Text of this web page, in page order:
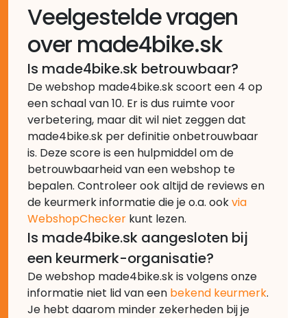
Veelgestelde vragen
over made4bike.sk
Is made4bike.sk betrouwbaar?
De webshop made4bike.sk scoort een 4 op
een schaal van 10. Er is dus ruimte voor
verbetering, maar dit wil niet zeggen dat
made4bike.sk per definitie onbetrouwbaar
is. Deze score is een hulpmiddel om de
betrouwbaarheid van een webshop te
bepalen. Controleer ook altijd de reviews en
de keurmerk informatie die je o.a. ookvia
WebshopChecker kunt lezen.
Is made4bike.sk aangesloten bij
een keurmerk-organisatie?
De webshop made4bike.sk is volgens onze
informatie niet lid van een bekend keurmerk.
Je hebt daarom minder zekerheden bij je